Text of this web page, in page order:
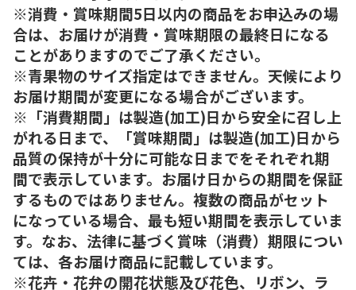
※消費・賞味期間5日以内の商品をお申込みの場
合は、お届けが消費・賞味期限の最終日になる
ことがありますのでご了承ください。
※青果物のサイズ指定はできません。天候により
お届け期間が変更になる場合がございます。
※「消費期間」は製造(加工)日から安全に召し上
がれる日まで、「賞味期間」は製造(加工)日から
品質の保持が十分に可能な日までをそれぞれ期
間で表示しています。お届け日からの期間を保証
するものではありません。複数の商品がセット
になっている場合、最も短い期間を表示していま
す。なお、法律に基づく賞味（消費）期限につい
ては、各お届け商品に記載しています。
※花卉・花弁の開花状態及び花色、リボン、ラ